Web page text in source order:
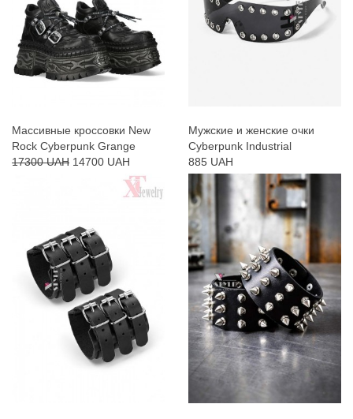
Массивные кроссовки New
Rock Cyberpunk Grange
17300 UAH 14700 UAH
Мужские и женские очки
Cyberpunk Industrial
885 UAH